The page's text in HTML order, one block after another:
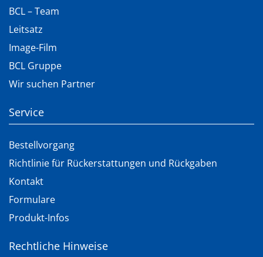
BCL – Team
Leitsatz
Image-Film
BCL Gruppe
Wir suchen Partner
Service
Bestellvorgang
Richtlinie für Rückerstattungen und Rückgaben
Kontakt
Formulare
Produkt-Infos
Rechtliche Hinweise